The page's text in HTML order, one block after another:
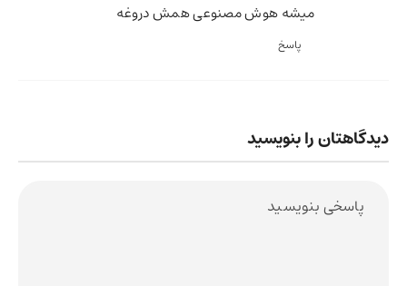
میشه هوش مصنوعی همش دروغه
پاسخ
دیدگاهتان را بنویسید